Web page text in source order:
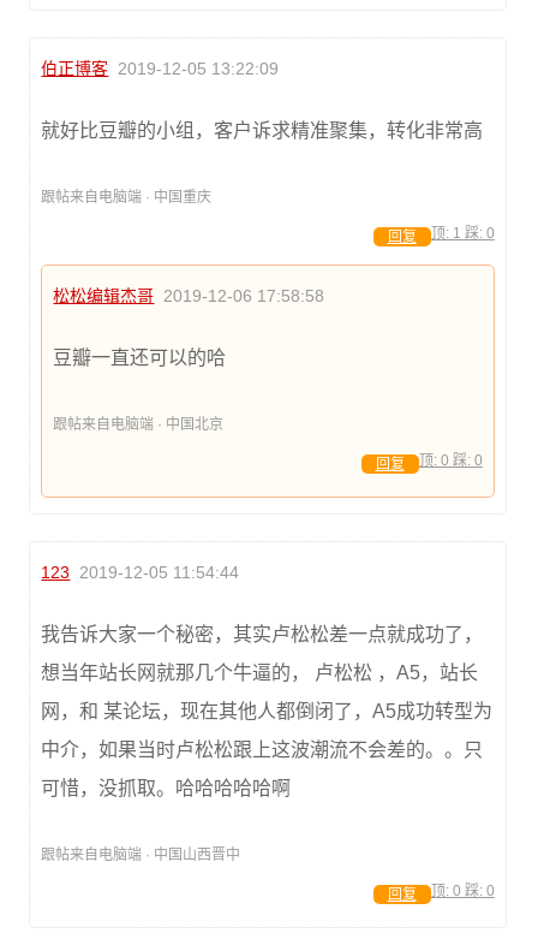
伯正博客 2019-12-05 13:22:09
就好比豆瓣的小组，客户诉求精准聚集，转化非常高
跟帖来自电脑端 · 中国重庆
顶: 1 踩: 0
回复
松松编辑杰哥 2019-12-06 17:58:58
豆瓣一直还可以的哈
跟帖来自电脑端 · 中国北京
顶: 0 踩: 0
回复
123 2019-12-05 11:54:44
我告诉大家一个秘密，其实卢松松差一点就成功了，
想当年站长网就那几个牛逼的， 卢松松 ，A5，站长
网，和 某论坛，现在其他人都倒闭了，A5成功转型为
中介，如果当时卢松松跟上这波潮流不会差的。。只
可惜，没抓取。哈哈哈哈哈啊
跟帖来自电脑端 · 中国山西晋中
顶: 0 踩: 0
回复